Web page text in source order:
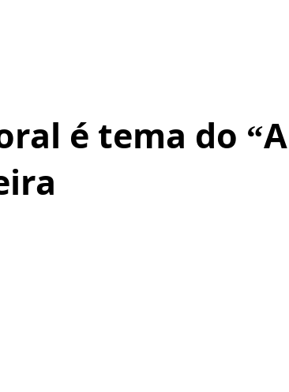
é tema do